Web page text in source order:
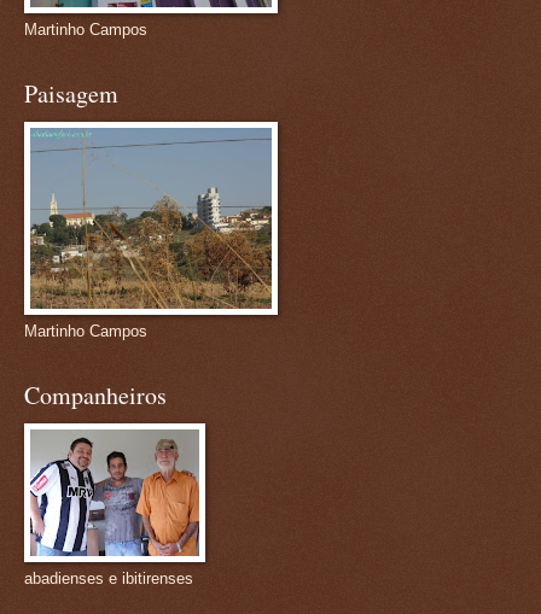
Martinho Campos
Paisagem
Martinho Campos
Companheiros
abadienses e ibitirenses